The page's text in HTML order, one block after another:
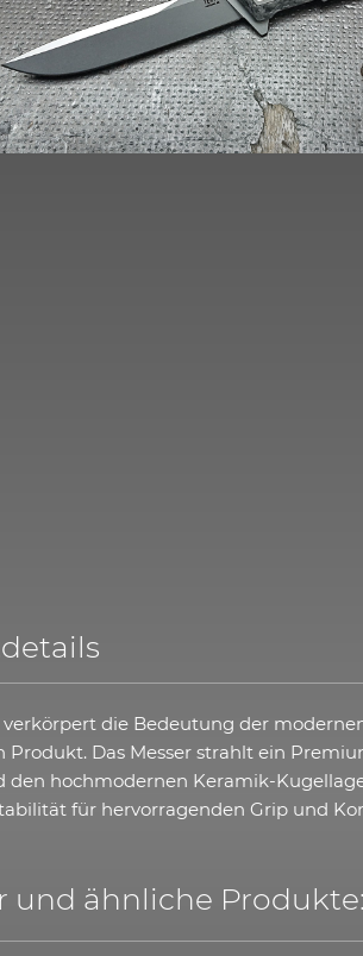
verkörpert die Bedeutung der
Produkt. Das Messer strahlt ein
den hochmodernen Keramik-
für hervorragenden Grip und
und ähnliche Produkte: